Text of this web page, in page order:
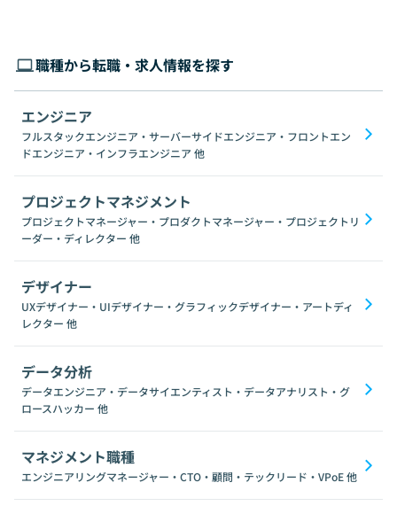
職種から転職・求人情報を探す
エンジニア
フルスタックエンジニア・サーバーサイドエンジニア・フロントエン
ドエンジニア・インフラエンジニア 他
プロジェクトマネジメント
プロジェクトマネージャー・プロダクトマネージャー・プロジェクトリ
ーダー・ディレクター 他
デザイナー
UXデザイナー・UIデザイナー・グラフィックデザイナー・アートディ
レクター 他
データ分析
データエンジニア・データサイエンティスト・データアナリスト・グ
ロースハッカー 他
マネジメント職種
エンジニアリングマネージャー・CTO・顧問・テックリード・VPoE他